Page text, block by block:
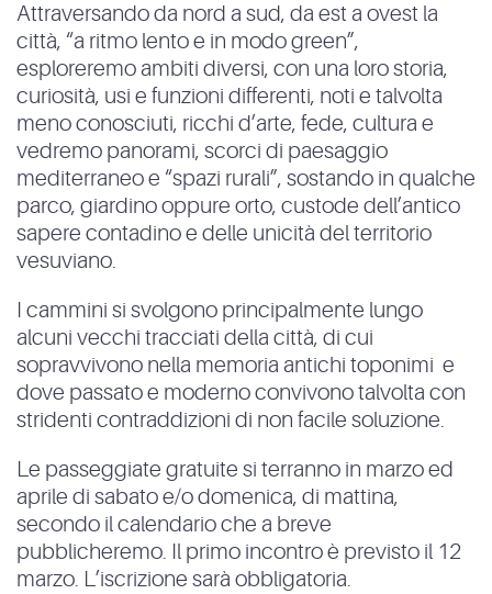
Attraversando da nord a sud, da est a ovest la
città, “a ritmo lento e in modo green”,
esploreremo ambiti diversi, con una loro storia,
curiosità, usi e funzioni differenti, noti e talvolta
meno conosciuti, ricchi d’arte, fede, cultura e
vedremo panorami, scorci di paesaggio
mediterraneo e “spazi rurali”, sostando in qualche
parco, giardino oppure orto, custode dell’antico
sapere contadino e delle unicità del territorio
vesuviano.
I cammini si svolgono principalmente lungo
alcuni vecchi tracciati della città, di cui
sopravvivono nella memoria antichi toponimi e
dove passato e moderno convivono talvolta con
stridenti contraddizioni di non facile soluzione.
Le passeggiate gratuite si terranno in marzo ed
aprile di sabato e/o domenica, di mattina,
secondo il calendario che a breve
pubblicheremo. Il primo incontro è previsto il 12
marzo. L’iscrizione sarà obbligatoria.